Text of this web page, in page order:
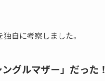
独自に考察しました。
グルマザー」だった！